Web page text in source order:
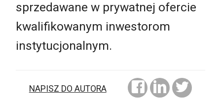
sprzedawane w prywatnej ofercie
kwalifikowanym inwestorom
instytucjonalnym.
NAPISZ DO AUTORA